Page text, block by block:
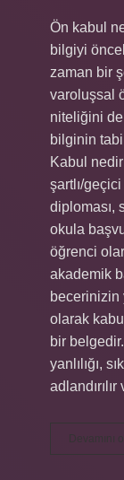
Ön kabul
bilgiyi
zaman bir
varoluşsal
niteliğini
bilginin
Kabul
şartlı/
diploması,
okula
öğrenci
akademik
becerinizin
olarak
bir
yanlılığı,
Devamını